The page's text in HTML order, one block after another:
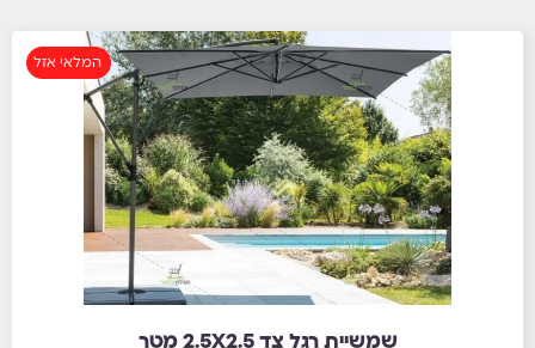
המלאי אזל
שמשיית רגל צד 2.5X2.5 מטר